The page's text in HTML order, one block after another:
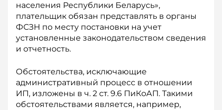
населения Республики Беларусь»,
плательщик обязан представлять в органы
ФСЗН по месту постановки на учет
установленные законодательством сведения
и отчетность.
Обстоятельства, исключающие
административный процесс в отношении
ИП, изложены в ч. 2 ст. 9.6 ПиКоАП. Такими
обстоятельствами является, например,